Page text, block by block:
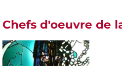
Chefs d'oeuvre de